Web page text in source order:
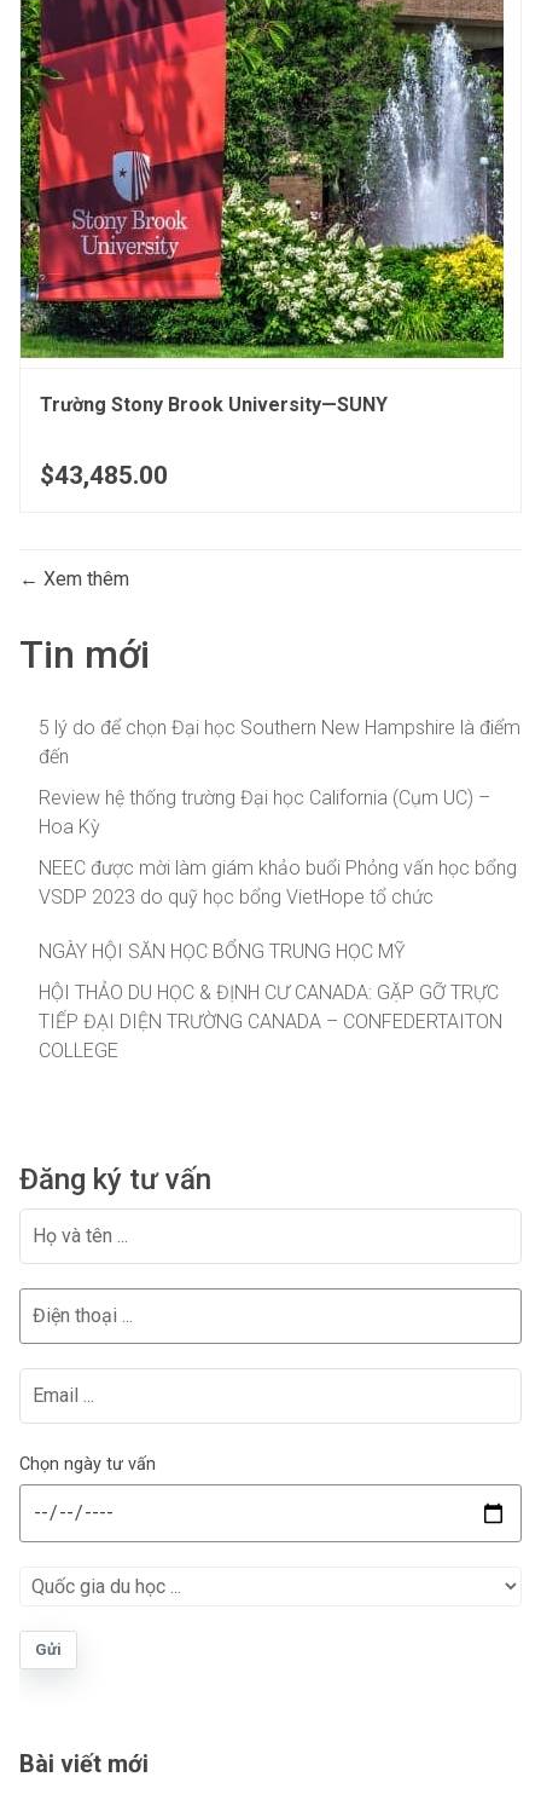
Trường Stony Brook University—SUNY
$43,485.00
Xem thêm
Tin mới
5 lý do để chọn Đại học Southern New Hampshire là điểm
đến
Review hệ thống trường Đại học California (Cụm UC) –
Hoa Kỳ
NEEC được mời làm giám khảo buổi Phỏng vấn học bổng
VSDP 2023 do quỹ học bổng VietHope tổ chức
NGÀY HỘI SĂN HỌC BỔNG TRUNG HỌC MỸ
HỘI THẢO DU HỌC & ĐỊNH CƯ CANADA: GẶP GỠ TRỰC
TIẾP ĐẠI DIỆN TRƯỜNG CANADA – CONFEDERTAITON
COLLEGE
Đăng ký tư vấn
Chọn ngày tư vấn
Gửi
Bài viết mới